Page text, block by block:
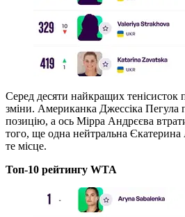
Серед десяти найкращих тенісисток
зміни. Американка Джессіка Пегула
позицію, а ось Мірра Андрєєва
того, ще одна нейтральна Єкатерина
те місце.
Топ-10 рейтингу WTA